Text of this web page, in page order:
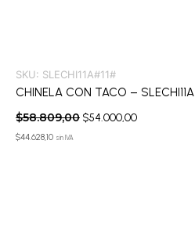
SKU: SLECHI11A#11#
CHINELA CON TACO – SLECHI11A
$58.809,00 $54.000,00
$44.628,10 sin IVA